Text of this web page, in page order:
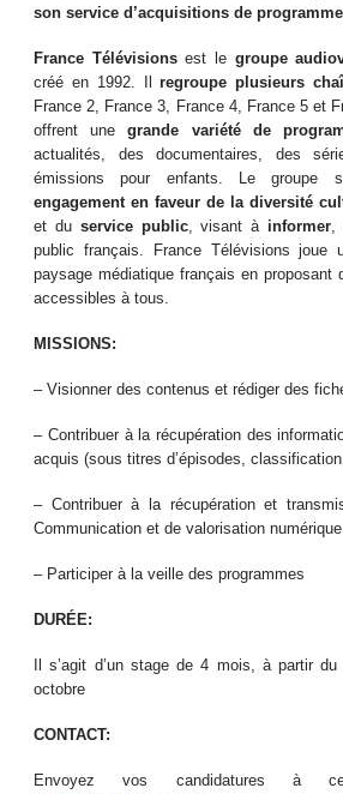
son service d’acquisitions de
France Télévisionsest le groupe
créé en 1992. Ilregroupe plusieurs
France 2, France 3, France 4, France 5 et
offrent unegrande variété de
actualités, des documentaires, des
émissions pour enfants. Le groupe
engagement en faveur de la diversité
et du service public, visant à informer,
public français. France Télévisions joue
paysage médiatique français en proposant
accessibles à tous.
MISSIONS:
– Visionner des contenus et rédiger des
– Contribuer à la récupération des
acquis (sous titres d’épisodes,
– Contribuer à la récupération et
Communication et de valorisation numérique
– Participer à la veille des programmes
DURÉE:
Il s’agit d’un stage de 4 mois, à partir
octobre
CONTACT:
Envoyez vos candidatures à